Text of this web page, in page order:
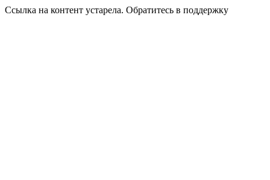
Ссылка на контент устарела. Обратитесь в поддержку